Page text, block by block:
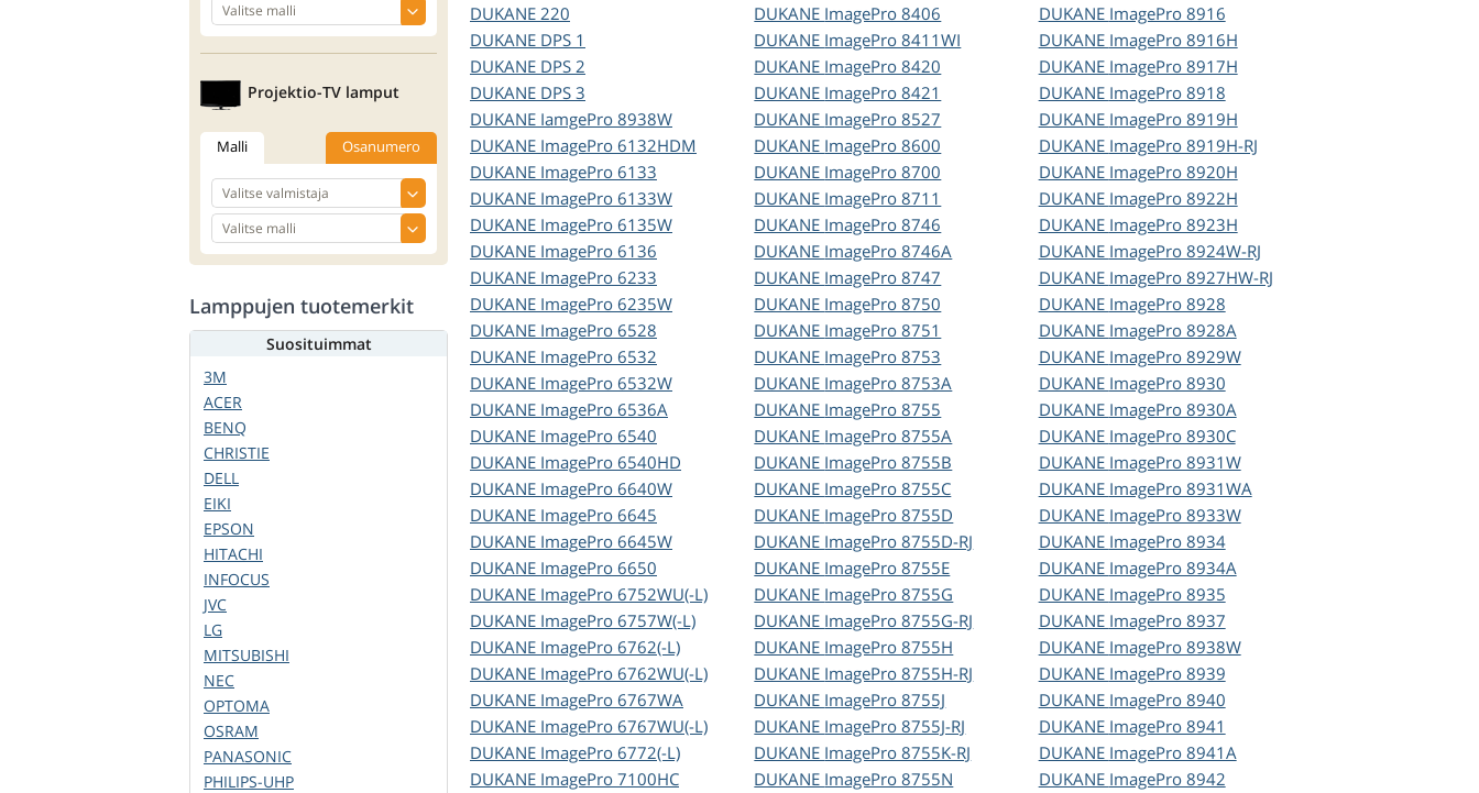
DUKANE 220
DUKANE DPS 1
DUKANE DPS 2
DUKANE DPS 3
DUKANE IamgePro 8938W
DUKANE ImagePro 6132HDM
DUKANE ImagePro 6133
DUKANE ImagePro 6133W
DUKANE ImagePro 6135W
DUKANE ImagePro 6136
DUKANE ImagePro 6233
DUKANE ImagePro 6235W
DUKANE ImagePro 6528
DUKANE ImagePro 6532
DUKANE ImagePro 6532W
DUKANE ImagePro 6536A
DUKANE ImagePro 6540
DUKANE ImagePro 6540HD
DUKANE ImagePro 6640W
DUKANE ImagePro 6645
DUKANE ImagePro 6645W
DUKANE ImagePro 6650
DUKANE ImagePro 6752WU(-L)
DUKANE ImagePro 6757W(-L)
DUKANE ImagePro 6762(-L)
DUKANE ImagePro 6762WU(-L)
DUKANE ImagePro 6767WA
DUKANE ImagePro 6767WU(-L)
DUKANE ImagePro 6772(-L)
DUKANE ImagePro 7100HC
DUKANE ImagePro 8406
DUKANE ImagePro 8411WI
DUKANE ImagePro 8420
DUKANE ImagePro 8421
DUKANE ImagePro 8527
DUKANE ImagePro 8600
DUKANE ImagePro 8700
DUKANE ImagePro 8711
DUKANE ImagePro 8746
DUKANE ImagePro 8746A
DUKANE ImagePro 8747
DUKANE ImagePro 8750
DUKANE ImagePro 8751
DUKANE ImagePro 8753
DUKANE ImagePro 8753A
DUKANE ImagePro 8755
DUKANE ImagePro 8755A
DUKANE ImagePro 8755B
DUKANE ImagePro 8755C
DUKANE ImagePro 8755D
DUKANE ImagePro 8755D-RJ
DUKANE ImagePro 8755E
DUKANE ImagePro 8755G
DUKANE ImagePro 8755G-RJ
DUKANE ImagePro 8755H
DUKANE ImagePro 8755H-RJ
DUKANE ImagePro 8755J
DUKANE ImagePro 8755J-RJ
DUKANE ImagePro 8755K-RJ
DUKANE ImagePro 8755N
DUKANE ImagePro 8916
DUKANE ImagePro 8916H
DUKANE ImagePro 8917H
DUKANE ImagePro 8918
DUKANE ImagePro 8919H
DUKANE ImagePro 8919H-RJ
DUKANE ImagePro 8920H
DUKANE ImagePro 8922H
DUKANE ImagePro 8923H
DUKANE ImagePro 8924W-RJ
DUKANE ImagePro 8927HW-RJ
DUKANE ImagePro 8928
DUKANE ImagePro 8928A
DUKANE ImagePro 8929W
DUKANE ImagePro 8930
DUKANE ImagePro 8930A
DUKANE ImagePro 8930C
DUKANE ImagePro 8931W
DUKANE ImagePro 8931WA
DUKANE ImagePro 8933W
DUKANE ImagePro 8934
DUKANE ImagePro 8934A
DUKANE ImagePro 8935
DUKANE ImagePro 8937
DUKANE ImagePro 8938W
DUKANE ImagePro 8939
DUKANE ImagePro 8940
DUKANE ImagePro 8941
DUKANE ImagePro 8941A
DUKANE ImagePro 8942
Projektio-TV lamput
Malli Osanumero
Lamppujen tuotemerkit
Suosituimmat
3M
ACER
BENQ
CHRISTIE
DELL
EIKI
EPSON
HITACHI
INFOCUS
JVC
LG
MITSUBISHI
NEC
OPTOMA
OSRAM
PANASONIC
PHILIPS-UHP